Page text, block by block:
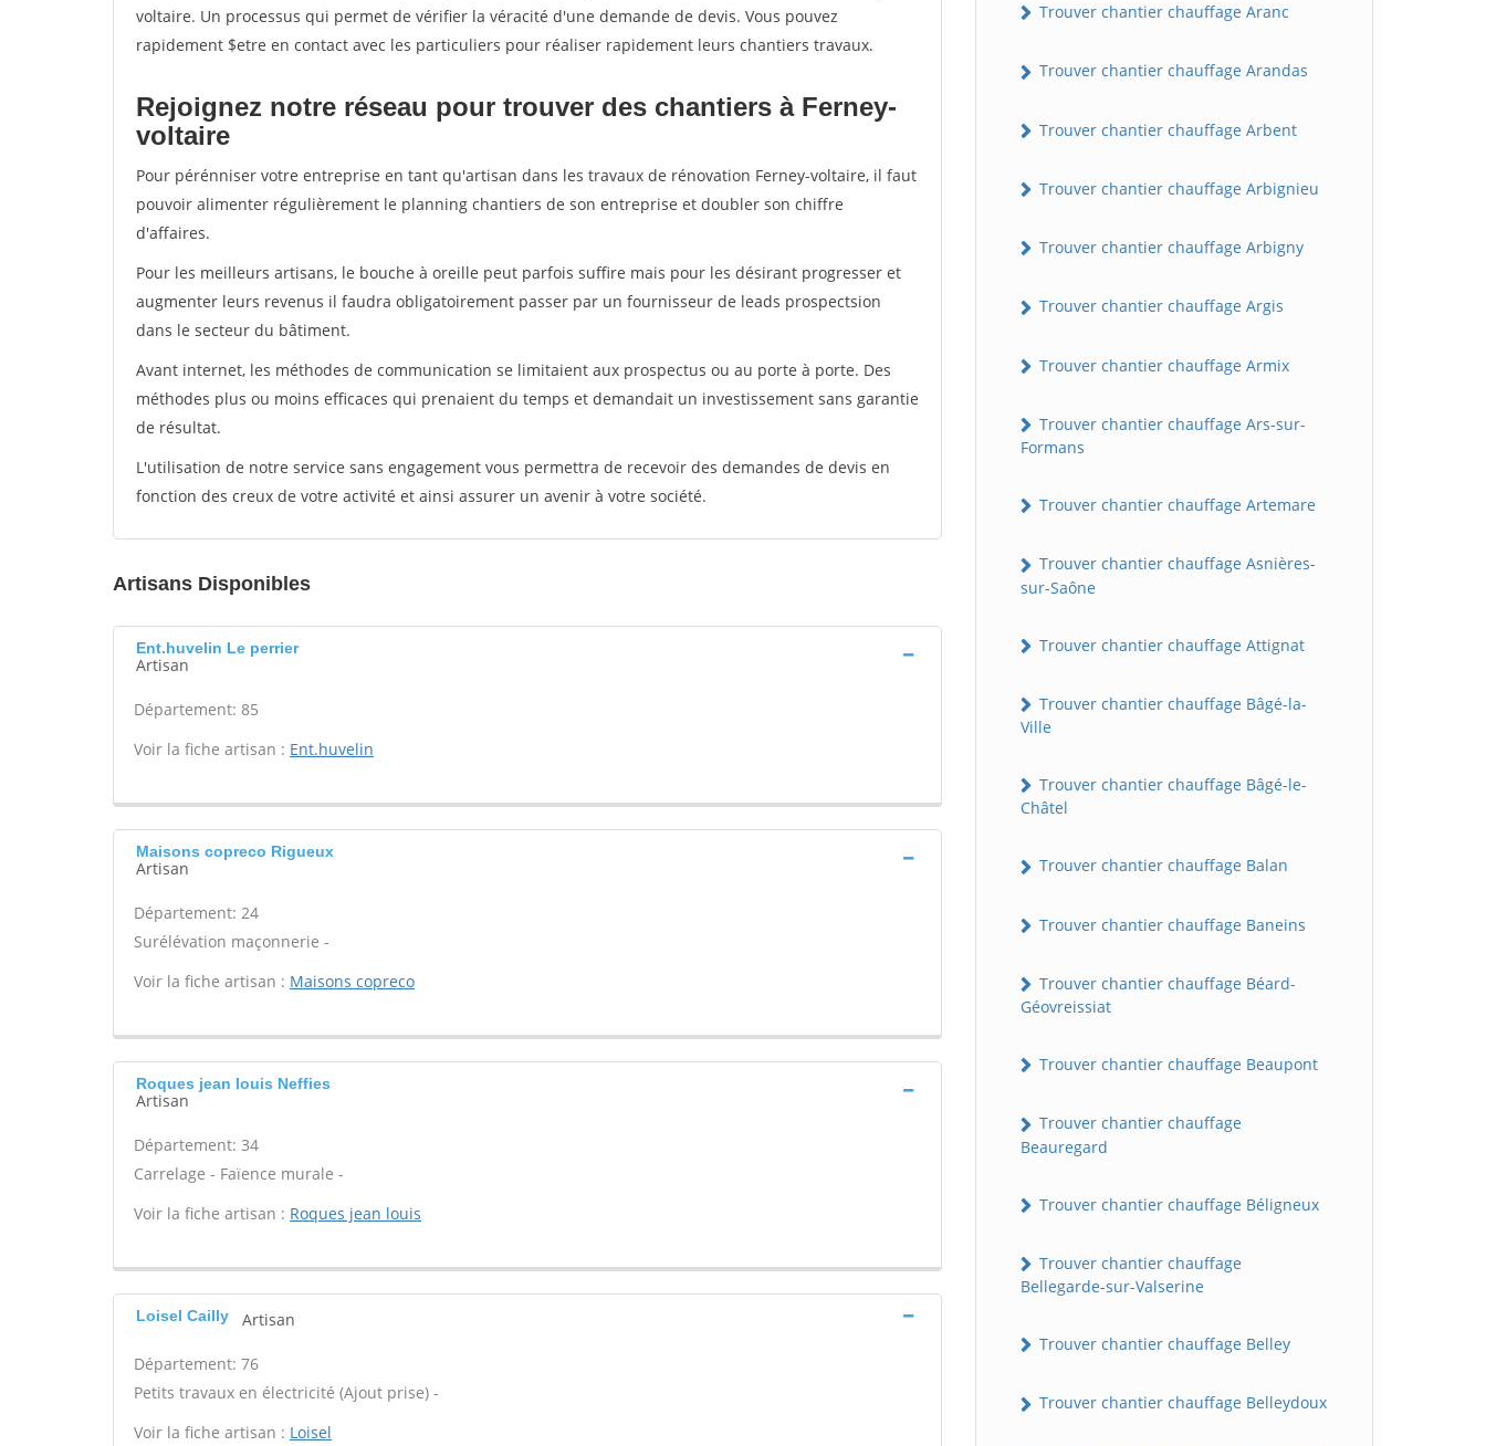
voltaire. Un processus qui permet de vérifier la véracité d'une demande de devis. Vous pouvez
rapidement $etre en contact avec les particuliers pour réaliser rapidement leurs chantiers travaux.
Rejoignez notre réseau pour trouver des chantiers à Ferney-
voltaire
Pour pérénniser votre entreprise en tant qu'artisan dans les travaux de rénovation Ferney-voltaire, il faut
pouvoir alimenter régulièrement le planning chantiers de son entreprise et doubler son chiffre
d'affaires.
Pour les meilleurs artisans, le bouche à oreille peut parfois suffire mais pour les désirant progresser et
augmenter leurs revenus il faudra obligatoirement passer par un fournisseur de leads prospectsion
dans le secteur du bâtiment.
Avant internet, les méthodes de communication se limitaient aux prospectus ou au porte à porte. Des
méthodes plus ou moins efficaces qui prenaient du temps et demandait un investissement sans garantie
de résultat.
L'utilisation de notre service sans engagement vous permettra de recevoir des demandes de devis en
fonction des creux de votre activité et ainsi assurer un avenir à votre société.
Artisans Disponibles
Ent.huvelin Le perrier
Artisan
Département: 85
Voir la fiche artisan : Ent.huvelin
Maisons copreco Rigueux
Artisan
Département: 24
Surélévation maçonnerie -
Voir la fiche artisan : Maisons copreco
Roques jean louis Neffies
Artisan
Département: 34
Carrelage - Faïence murale -
Voir la fiche artisan : Roques jean louis
Loisel Cailly Artisan
Département: 76
Petits travaux en électricité (Ajout prise) -
Voir la fiche artisan : Loisel
Trouver chantier chauffage Aranc
Trouver chantier chauffage Arandas
Trouver chantier chauffage Arbent
Trouver chantier chauffage Arbignieu
Trouver chantier chauffage Arbigny
Trouver chantier chauffage Argis
Trouver chantier chauffage Armix
Trouver chantier chauffage Ars-sur-
Formans
Trouver chantier chauffage Artemare
Trouver chantier chauffage Asnières-
sur-Saône
Trouver chantier chauffage Attignat
Trouver chantier chauffage Bâgé-la-
Ville
Trouver chantier chauffage Bâgé-le-
Châtel
Trouver chantier chauffage Balan
Trouver chantier chauffage Baneins
Trouver chantier chauffage Béard-
Géovreissiat
Trouver chantier chauffage Beaupont
Trouver chantier chauffage
Beauregard
Trouver chantier chauffage Béligneux
Trouver chantier chauffage
Bellegarde-sur-Valserine
Trouver chantier chauffage Belley
Trouver chantier chauffage Belleydoux